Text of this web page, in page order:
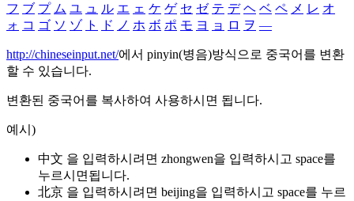
フ ブ プ ム ユ ュ ル エ ェ ケ ゲ セ ゼ テ デ ヘ ベ ペ メ レ オ
ォ コ ゴ ソ ゾ ト ド ノ ホ ボ ポ モ ヨ ョ ロ ヲ ―
http://chineseinput.net/에서 pinyin(병음)방식으로 중국어를 변환
할 수 있습니다.
변환된 중국어를 복사하여 사용하시면 됩니다.
예시)
中文 을 입력하시려면 zhongwen을 입력하시고 space를
누르시면됩니다.
北京 을 입력하시려면 beijing을 입력하시고 space를 누르